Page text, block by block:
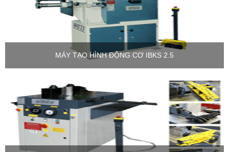
MÁY TẠO HÌNH ĐỘNG CƠ IBKS 2.5